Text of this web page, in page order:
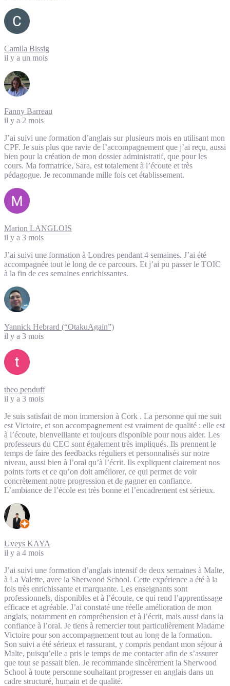
Camila Bissig
il y a un mois
Fanny Barreau
il y a 2 mois
J’ai suivi une formation d’anglais sur plusieurs mois en utilisant mon
CPF. Je suis plus que ravie de l’accompagnement que j’ai reçu, aussi
bien pour la création de mon dossier administratif, que pour les
cours. Ma formatrice, Sara, est totalement à l’écoute et très
pédagogue. Je recommande mille fois cet établissement.
Marion LANGLOIS
il y a 3 mois
J’ai suivi une formation à Londres pendant 4 semaines. J’ai été
accompagnée tout le long de ce parcours. Et j’ai pu passer le TOIC
à la fin de ces semaines enrichissantes.
Yannick Hebrard (“OtakuAgain”)
il y a 3 mois
theo penduff
il y a 3 mois
Je suis satisfait de mon immersion à Cork . La personne qui me suit
est Victoire, et son accompagnement est vraiment de qualité : elle est
à l’écoute, bienveillante et toujours disponible pour nous aider. Les
professeurs du CEC sont également très impliqués. Ils prennent le
temps de faire des feedbacks réguliers et personnalisés sur notre
niveau, aussi bien à l’oral qu’à l’écrit. Ils expliquent clairement nos
points forts et ce qu’on doit améliorer, ce qui permet de voir
concrètement notre progression et de gagner en confiance.
L’ambiance de l’école est très bonne et l’encadrement est sérieux.
Uveys KAYA
il y a 4 mois
J’ai suivi une formation d’anglais intensif de deux semaines à Malte,
à La Valette, avec la Sherwood School. Cette expérience a été à la
fois très enrichissante et marquante. Les enseignants sont
professionnels, disponibles et à l’écoute, ce qui rend l’apprentissage
efficace et agréable. J’ai constaté une réelle amélioration de mon
anglais, notamment en compréhension et à l’écrit, mais aussi dans la
confiance à l’oral. Je tiens à remercier tout particulièrement Madame
Victoire pour son accompagnement tout au long de la formation.
Son suivi a été sérieux et rassurant, y compris pendant mon séjour à
Malte, puisqu’elle a pris le temps de me contacter afin de s’assurer
que tout se passait bien. Je recommande sincèrement la Sherwood
School à toute personne souhaitant progresser en anglais dans un
cadre structuré, humain et de qualité.